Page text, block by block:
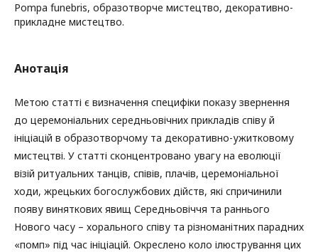
Pompa funebris, образотворче мистецтво, декоративно-
прикладне мистецтво.
Анотація
Метою статті є визначення специфіки показу звернення
до церемоніальних середньовічних прикладів співу й
ініціацій в образотворчому та декоративно-ужитковому
мистецтві. У статті сконцентровано увагу на еволюції
візій ритуальних танців, співів, плачів, церемоніальної
ходи, жрецьких богослужбових дійств, які спричинили
появу виняткових явищ Середньовіччя та раннього
Нового часу – хорального співу та різноманітних парадних
«помп» під час ініціацій. Окреслено коло ілюстрування цих